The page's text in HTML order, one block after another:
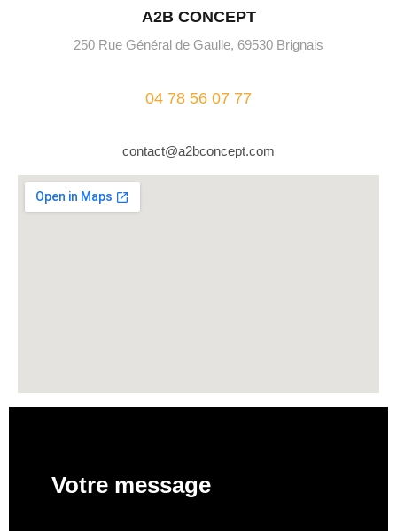
A2B CONCEPT
250 Rue Général de Gaulle, 69530 Brignais
04 78 56 07 77
contact@a2bconcept.com
Votre message